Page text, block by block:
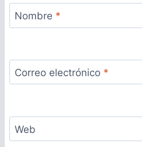
Nombre *
Correo electrónico *
Web